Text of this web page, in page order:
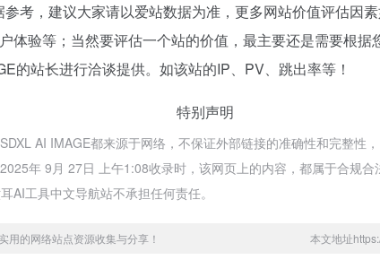
考，建议大家请以爱站数据为准，更多网站价值评估因素
体验等；当然要评估一个站的价值，最主要还是需要根据
的站长进行洽谈提供。如该站的IP、PV、跳出率等！
特别声明
AI IMAGE都来源于网络，不保证外部链接的准确性和完整性
年 9月 27日 上午1:08收录时，该网页上的内容，都属于合规
AI工具中文导航站不承担任何责任。
用的网络站点资源收集与分享！ 本文地址